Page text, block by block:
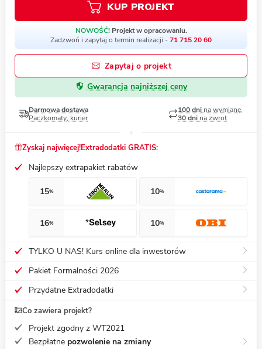
KUP PROJEKT
NOWOŚĆ!Projekt w opracowaniu.
Zadzwoń i zapytaj o termin realizacji -71 715 20 60
Zapytaj o projekt
Gwarancja najniższej ceny
Darmowa dostawa
Paczkomaty, kurier
100 dni na wymianę,
30 dni na zwrot
Zyskaj najwięcej!Extradodatki GRATIS:
Najlepszy extrapakiet rabatów
15% 10%
16% 10%
TYLKO U NAS! Kurs online dla inwestorów
Pakiet Formalności 2026
Przydatne Extradodatki
Co zawiera projekt?
Projekt zgodny z WT2021
Bezpłatne pozwolenie na zmiany